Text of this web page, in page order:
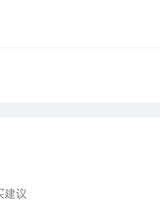
建议